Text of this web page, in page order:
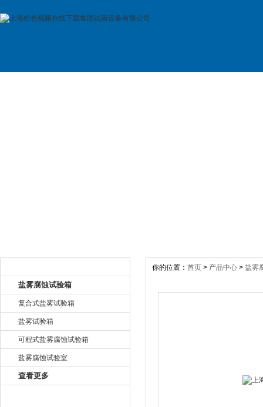
盐雾腐蚀试验箱
复合式盐雾试验箱
盐雾试验箱
可程式盐雾腐蚀试验箱
盐雾腐蚀试验室
查看更多
你的位置： 首页 > 产品中心 > 盐雾